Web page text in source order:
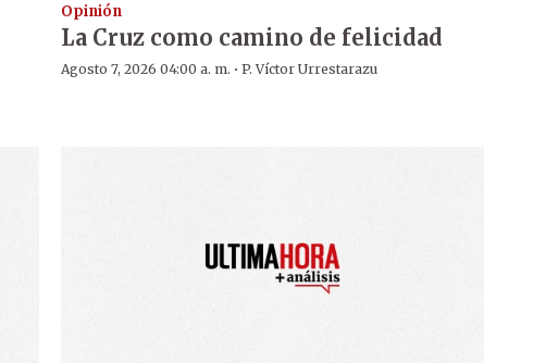
Opinión
La Cruz como camino de felicidad
Agosto 7, 2026 04:00 a. m. · P. Víctor Urrestarazu